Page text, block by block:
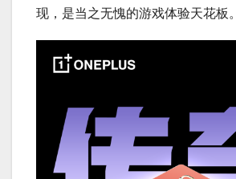
现，是当之无愧的游戏体验天花板。